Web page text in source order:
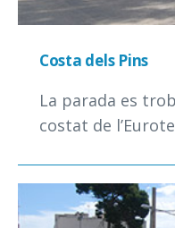
Costa dels Pins
La parada es
costat de